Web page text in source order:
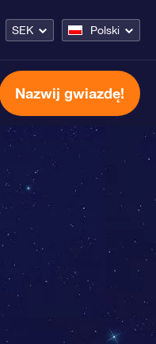
SEK Polski
Nazwij gwiazdę!